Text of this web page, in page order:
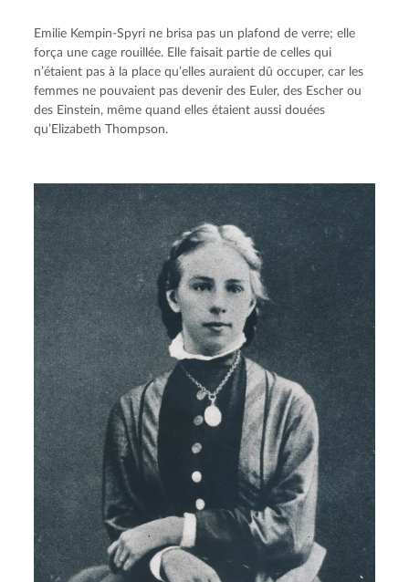
Emilie Kempin-Spyri ne brisa pas un plafond de verre; elle
força une cage rouillée. Elle faisait partie de celles qui
n’étaient pas à la place qu’elles auraient dû occuper, car les
femmes ne pouvaient pas devenir des Euler, des Escher ou
des Einstein, même quand elles étaient aussi douées
qu’Elizabeth Thompson.